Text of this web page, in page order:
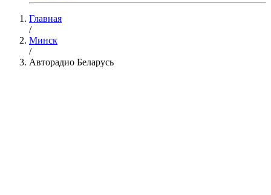
Главная
/
Минск
/
Авторадио Беларусь